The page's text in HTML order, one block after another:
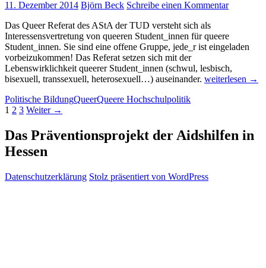
11. Dezember 2014 Björn Beck Schreibe einen Kommentar
Das Queer Referat des AStA der TUD versteht sich als
Interessensvertretung von queeren Student_innen für queere
Student_innen. Sie sind eine offene Gruppe, jede_r ist eingeladen
vorbeizukommen! Das Referat setzen sich mit der
Lebenswirklichkeit queerer Student_innen (schwul, lesbisch,
bisexuell, transsexuell, heterosexuell…) auseinander. Queer
weiterlesen →
Politische BildungQueerQueere Hochschulpolitik
Beitragsnavigation
1 2 3 Weiter →
Das Präventionsprojekt der Aidshilfen in
Hessen
Datenschutzerklärung Stolz präsentiert von WordPress